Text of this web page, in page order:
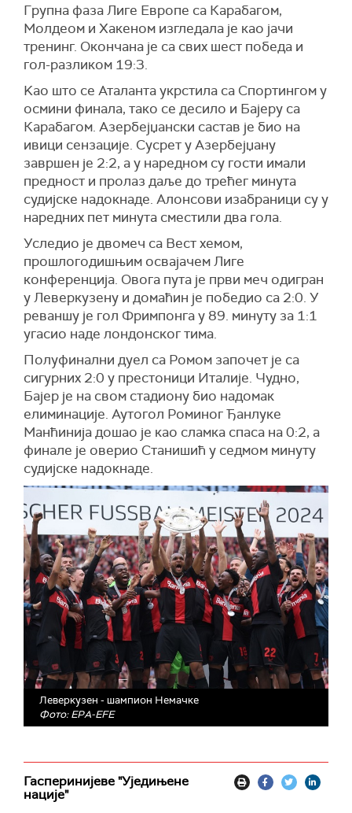
Групна фаза Лиге Европе са Карабагом,
Молдеом и Хакеном изгледала је као јачи
тренинг. Окончана је са свих шест победа и
гол-разликом 19:3.
Kao што се Аталанта укрстила са Спортингом у
осмини финала, тако се десило и Бајеру са
Карабагом. Азербејџански састав је био на
ивици сензације. Сусрет у Азербејџану
завршен је 2:2, а у наредном су гости имали
предност и пролаз даље до трећег минута
судијске надокнаде. Алонсови изабраници су у
наредних пет минута сместили два гола.
Уследио је двомеч са Вест хемом,
прошлогодишњим освајачем Лиге
конференција. Овога пута је први меч одигран
у Леверкузену и домаћин је победио са 2:0. У
реваншу је гол Фримпонга у 89. минуту за 1:1
угасио наде лондонског тима.
Полуфинални дуел са Ромом започет је са
сигурних 2:0 у престоници Италије. Чудно,
Бајер је на свом стадиону био надомак
елиминације. Аутогол Роминог Ђанлуке
Манћинија дошао је као сламка спаса на 0:2, а
финале је оверио Станишић у седмом минуту
судијске надокнаде.
Леверкузен - шампион Немачке
Фото: EPA-EFE
Гасперинијеве "Уједињене
нације"